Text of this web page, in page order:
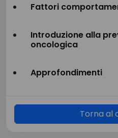
Fattori
Introduzione alla
oncologica
Approfondimenti
Torna al